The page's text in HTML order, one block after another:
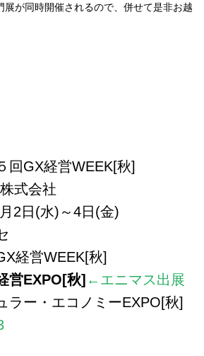
展が同時開催されるので、併せて是非お越
回GX経営WEEK[秋]
式会社
2日(水)～4日(金)
経営WEEK[秋]
営EXPO[秋] ←エニマス出展
ラー・エコノミーEXPO[秋]